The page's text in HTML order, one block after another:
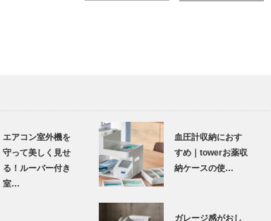
エアコン室外機を
守って美しく見せ
る！ルーバー付き
室…
血圧計収納におす
すめ｜towerお薬収
納ケースの使…
ガレージ感がおし